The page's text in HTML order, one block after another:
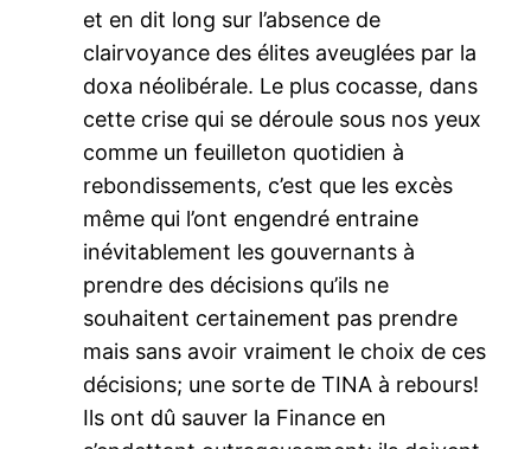
et en dit long sur l’absence de
clairvoyance des élites aveuglées par la
doxa néolibérale. Le plus cocasse, dans
cette crise qui se déroule sous nos yeux
comme un feuilleton quotidien à
rebondissements, c’est que les excès
même qui l’ont engendré entraine
inévitablement les gouvernants à
prendre des décisions qu’ils ne
souhaitent certainement pas prendre
mais sans avoir vraiment le choix de ces
décisions; une sorte de TINA à rebours!
Ils ont dû sauver la Finance en